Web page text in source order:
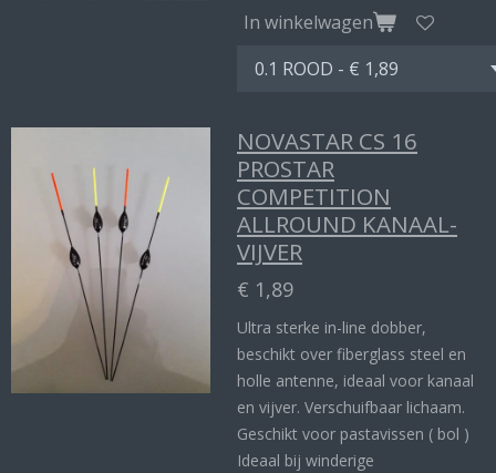
In winkelwagen
NOVASTAR CS 16
PROSTAR
COMPETITION
ALLROUND KANAAL-
VIJVER
€ 1,89
Ultra sterke in-line dobber,
beschikt over fiberglass steel en
holle antenne, ideaal voor kanaal
en vijver. Verschuifbaar lichaam.
Geschikt voor pastavissen ( bol )
Ideaal bij winderige